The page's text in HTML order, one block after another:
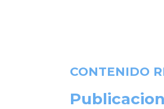
CONTENIDO